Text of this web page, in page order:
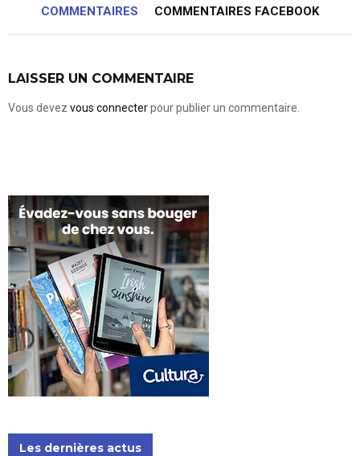
COMMENTAIRES COMMENTAIRES FACEBOOK
LAISSER UN COMMENTAIRE
Vous devez vous connecterpour publier un commentaire.
Les dernières actus